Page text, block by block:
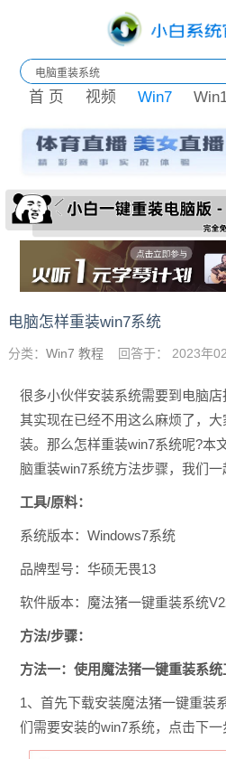
首 页 视频 Win7
电脑怎样重装win7系统
分类： Win7 教程 回答于： 2023年
很多小伙伴安装系统需要到电脑店
其实现在已经不用这么麻烦了，
装。那么怎样重装win7系统呢?本
脑重装win7系统方法步骤，我们一
工具/原料：
系统版本：Windows7系统
品牌型号：华硕无畏13
软件版本：魔法猪一键重装系统
方法/步骤：
方法一：使用魔法猪一键重装系
1、首先下载安装魔法猪一键重装
们需要安装的win7系统，点击下一